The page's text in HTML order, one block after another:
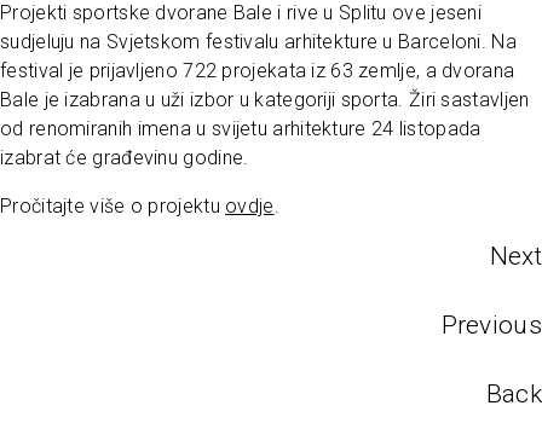
Projekti sportske dvorane Bale i rive u Splitu ove jeseni
sudjeluju na Svjetskom festivalu arhitekture u Barceloni. Na
festival je prijavljeno 722 projekata iz 63 zemlje, a dvorana
Bale je izabrana u uži izbor u kategoriji sporta. Žiri sastavljen
od renomiranih imena u svijetu arhitekture 24 listopada
izabrat će građevinu godine.
Pročitajte više o projektu ovdje.
Next
Previous
Back